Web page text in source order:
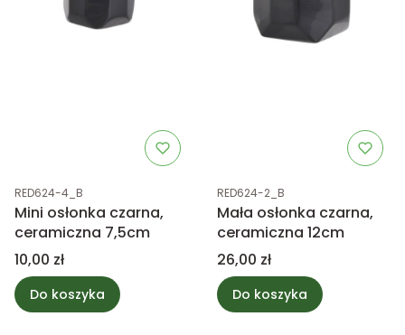
Kod produktu
RED624-4_B
Mini osłonka czarna,
ceramiczna 7,5cm
Cena
10,00 zł
Do koszyka
Kod produktu
RED624-2_B
Mała osłonka czarna,
ceramiczna 12cm
Cena
26,00 zł
Do koszyka